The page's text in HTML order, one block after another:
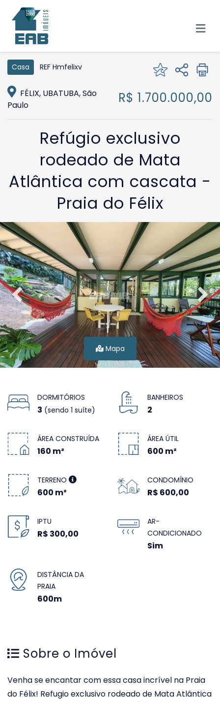
Casa REF Hmfelixv
FÉLIX, UBATUBA, São
Paulo
R$ 1.700.000,00
Refúgio exclusivo
rodeado de Mata
Atlântica com cascata -
Praia do Félix
Mapa
DORMITÓRIOS
3 (sendo 1 suíte)
BANHEIROS
2
ÁREA CONSTRUÍDA
160 m²
ÁREA ÚTIL
600 m²
TERRENO
600 m²
CONDOMÍNIO
R$ 600,00
IPTU
R$ 300,00
AR-
CONDICIONADO
Sim
DISTÂNCIA DA
PRAIA
600m
Sobre o Imóvel
Venha se encantar com essa casa incrível na Praia
do Félix! Refugio exclusivo rodeado de Mata Atlântica